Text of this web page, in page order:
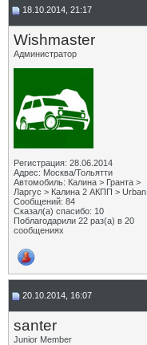
18.10.2014, 21:17
Wishmaster
Администратор
Регистрация: 28.06.2014
Адрес: Москва/Тольятти
Автомобиль: Калина > Гранта >
Ларгус > Калина 2 АКПП > Urban
Сообщений: 84
Сказал(а) спасибо: 10
Поблагодарили 22 раз(а) в 20
сообщениях
20.10.2014, 16:07
santer
Junior Member